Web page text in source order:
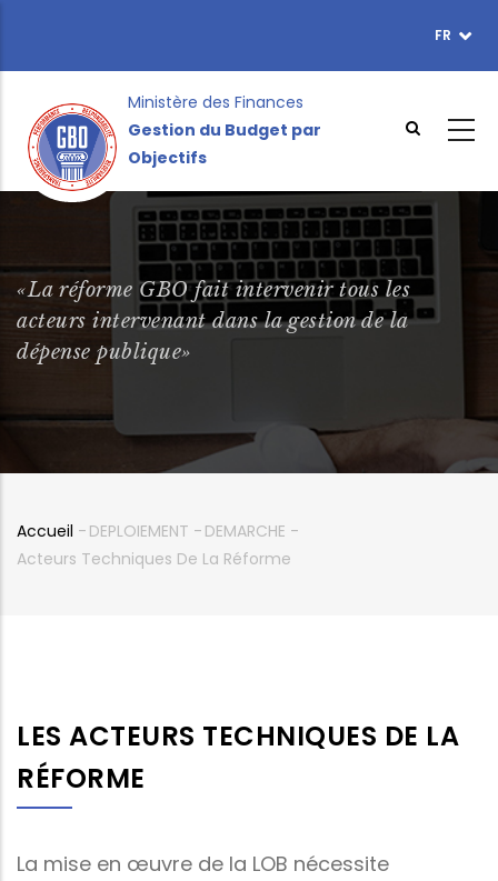
contenu
FR
Ministère des Finances
Gestion du Budget par
Objectifs
«La réforme GBO fait intervenir tous les
acteurs intervenant dans la gestion de la
dépense publique»
Fil
Accueil - DEPLOIEMENT - DEMARCHE -
Acteurs Techniques De La Réforme
LES ACTEURS TECHNIQUES DE LA
RÉFORME
La mise en œuvre de la LOB nécessite